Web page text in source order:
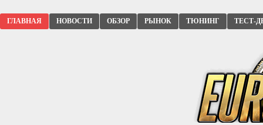
ГЛАВНАЯ НОВОСТИ ОБЗОР РЫНОК ТЮНИНГ ТЕСТ-